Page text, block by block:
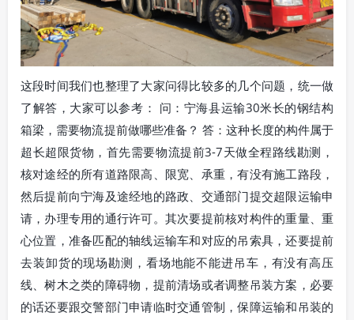
这段时间我们也整理了大家问得比较多的几个问题，统一做
了解答，大家可以参考： 问：宁海县运输30米长的钢结构
箱梁，需要物流提前做哪些准备？ 答：这种长度的构件属于
超长超限货物，首先需要物流提前3-7天做全程路线勘测，
核对途经的所有道路限高、限宽、承重，有没有施工路段，
然后提前向宁海及途经地的路政、交通部门提交超限运输申
请，办理专用的通行许可。其次要提前核对构件的重量、重
心位置，准备匹配的轴线运输车和对应的吊索具，还要提前
去装卸货的现场勘测，看场地能不能进吊车，有没有高压
线、树木之类的障碍物，提前清场或者调整吊装方案，必要
的话还要跟交警部门申请临时交通管制，保障运输和吊装的